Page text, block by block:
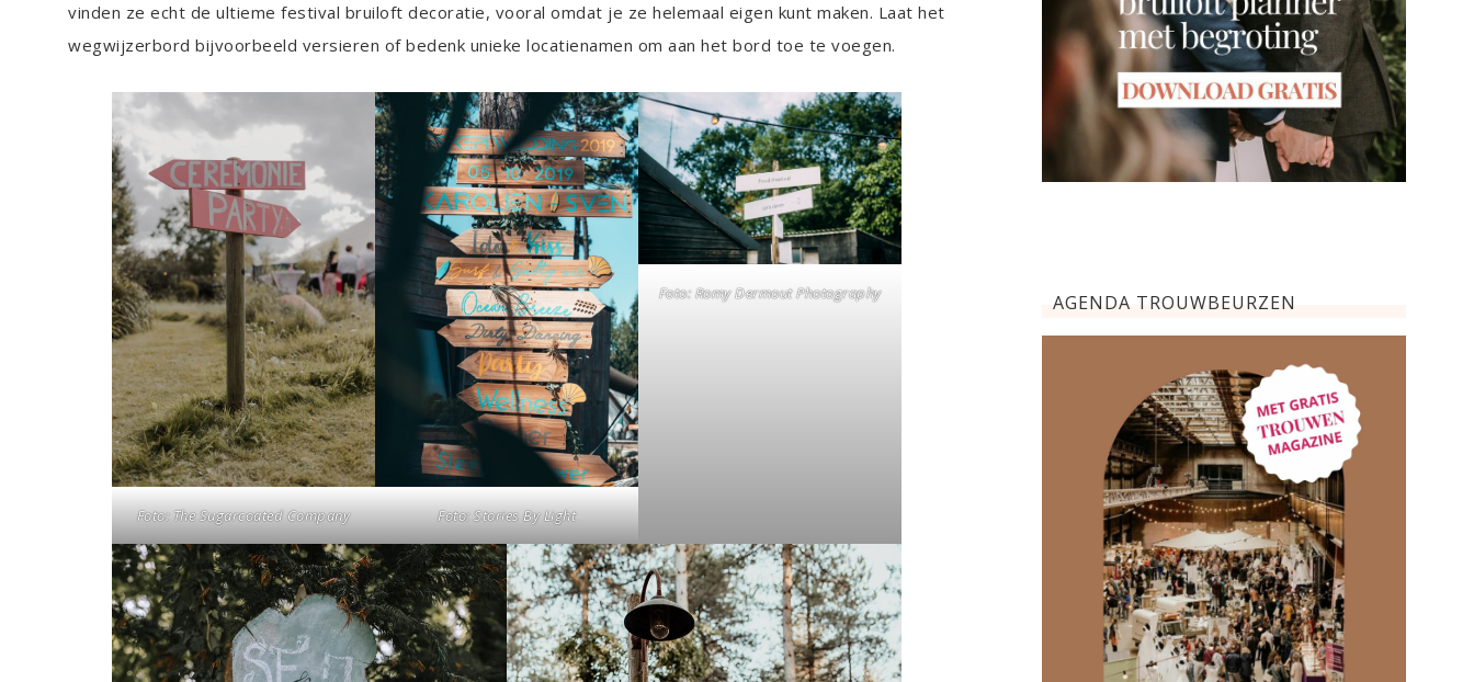
vinden ze echt de ultieme festival bruiloft decoratie, vooral omdat je ze helemaal eigen kunt maken. Laat het
wegwijzerbord bijvoorbeeld versieren of bedenk unieke locatienamen om aan het bord toe te voegen.
Foto: The Sugarcoated Company Foto: Stories By Light
Foto: Romy Dermout Photography AGENDA TROUWBEURZEN